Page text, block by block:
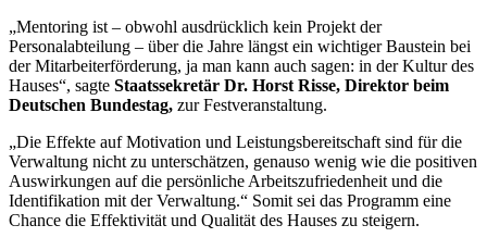
„Mentoring ist – obwohl ausdrücklich kein Projekt der
Personalabteilung – über die Jahre längst ein wichtiger Baustein bei
der Mitarbeiterförderung, ja man kann auch sagen: in der Kultur des
Hauses“, sagte Staatssekretär Dr. Horst Risse, Direktor beim
Deutschen Bundestag, zur Festveranstaltung.
„Die Effekte auf Motivation und Leistungsbereitschaft sind für die
Verwaltung nicht zu unterschätzen, genauso wenig wie die positiven
Auswirkungen auf die persönliche Arbeitszufriedenheit und die
Identifikation mit der Verwaltung.“ Somit sei das Programm eine
Chance die Effektivität und Qualität des Hauses zu steigern.